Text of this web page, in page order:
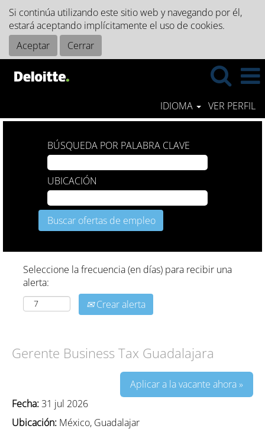
Si continúa utilizando este sitio web y navegando por él,
estará aceptando implícitamente el uso de cookies.
Aceptar
Cerrar
IDIOMA VER PERFIL
BÚSQUEDA POR PALABRA CLAVE
UBICACIÓN
Seleccione la frecuencia (en días) para recibir una
alerta:
Crear alerta
Gerente Business Tax Guadalajara
Aplicar a la vacante ahora »
Fecha:31 jul 2026
Ubicación: México, Guadalajar